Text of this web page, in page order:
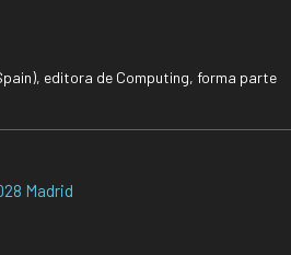
editora de Computing, forma parte
Madrid